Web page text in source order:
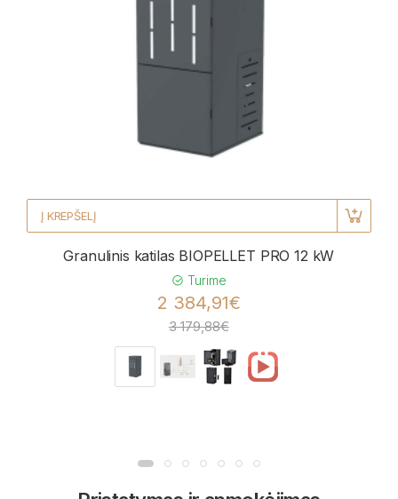
Į KREPŠELĮ
Granulinis katilas BIOPELLET PRO 12 kW
Turime
2 384,91€
3 179,88€